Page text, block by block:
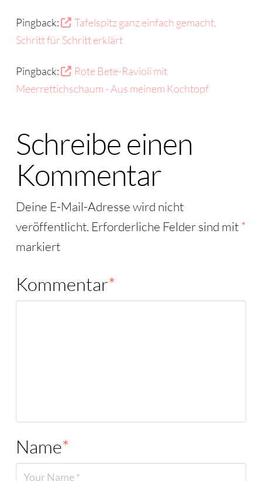
Pingback:
Tafelspitz ganz einfach gemacht,
Schritt für Schritt erklärt
Pingback:
Rote Bete-Ravioli mit
Meerrettichschaum - Aus meinem Kochtopf
Schreibe einen
Kommentar
Deine E-Mail-Adresse wird nicht
veröffentlicht. Erforderliche Felder sind mit*
markiert
Kommentar*
Name*